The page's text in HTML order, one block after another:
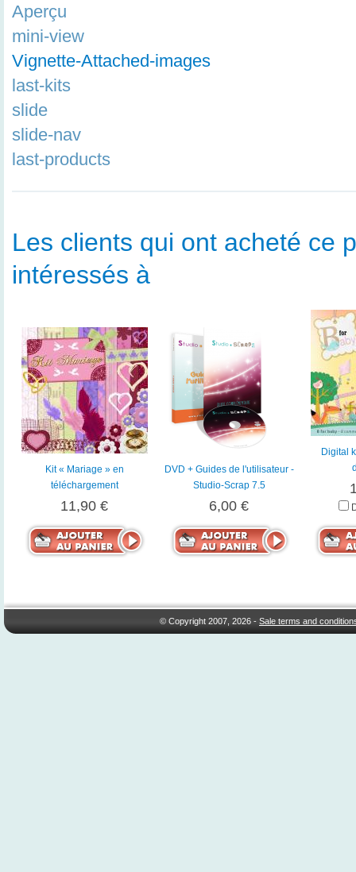
Aperçu
mini-view
Vignette-Attached-images
last-kits
slide
slide-nav
last-products
Les clients qui ont acheté ce
intéressés à
Kit « Mariage » en
téléchargement
11,90 €
DVD + Guides de l'utilisateur -
Studio-Scrap 7.5
6,00 €
Digital
© Copyright 2007, 2026 -Sale terms and